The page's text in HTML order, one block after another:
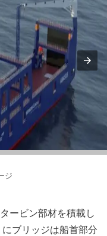
ジ
ービン部材を積載し
ブリッジは船首部分